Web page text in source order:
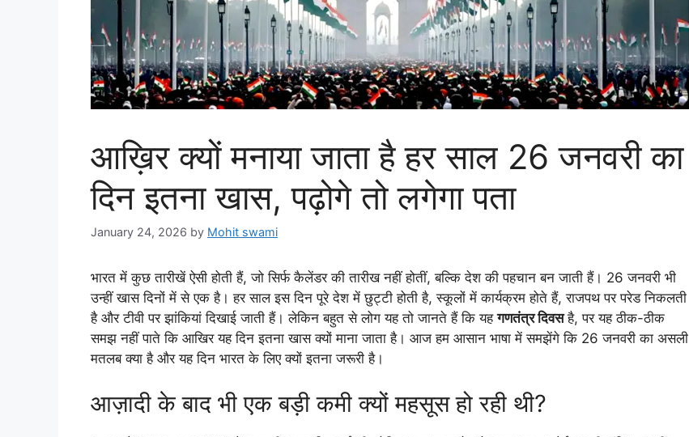
आख़िर क्यों मनाया जाता है हर साल 26 जनवरी का
दिन इतना खास, पढ़ोगे तो लगेगा पता
January 24, 2026 by Mohit swami
भारत में कुछ तारीखें ऐसी होती हैं, जो सिर्फ कैलेंडर की तारीख नहीं होतीं, बल्कि देश की पहचान बन जाती हैं। 26 जनवरी भी
उन्हीं खास दिनों में से एक है। हर साल इस दिन पूरे देश में छुट्टी होती है, स्कूलों में कार्यक्रम होते हैं, राजपथ पर परेड निकलती
है और टीवी पर झांकियां दिखाई जाती हैं। लेकिन बहुत से लोग यह तो जानते हैं कि यहगणतंत्र दिवसहै, पर यह ठीक-ठीक
समझ नहीं पाते कि आखिर यह दिन इतना खास क्यों माना जाता है। आज हम आसान भाषा में समझेंगे कि 26 जनवरी का असली
मतलब क्या है और यह दिन भारत के लिए क्यों इतना जरूरी है।
आज़ादी के बाद भी एक बड़ी कमी क्यों महसूस हो रही थी?